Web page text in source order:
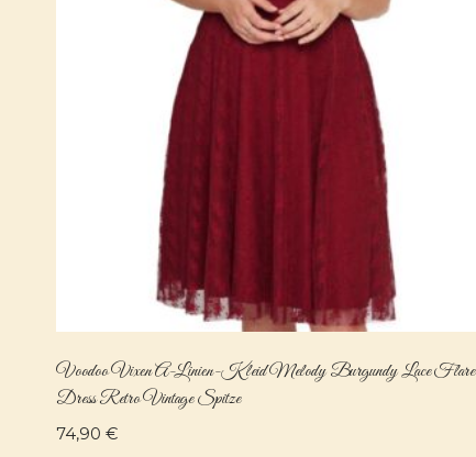
Voodoo Vixen A-Linien-Kleid Melody Burgundy Lace Flare
Dress Retro Vintage Spitze
74,90 €